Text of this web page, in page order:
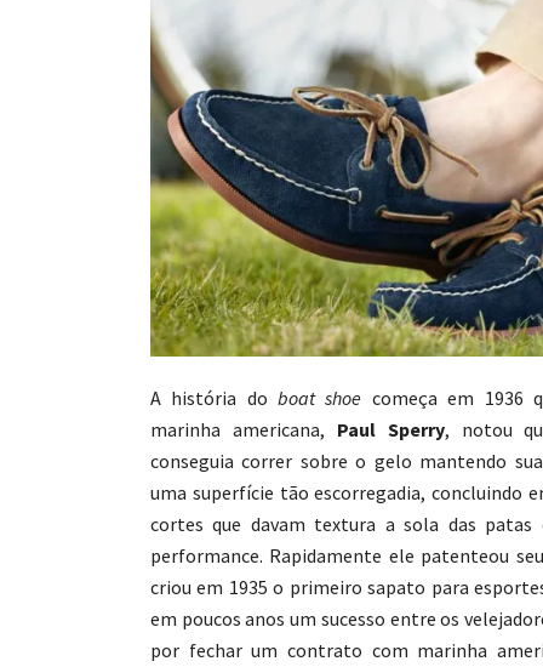
A história doboat shoe começa em 1936
marinha americana, Paul Sperry, notou
conseguia correr sobre o gelo mantendo
uma superfície tão escorregadia, concluindo
cortes que davam textura a sola das
performance. Rapidamente ele patenteou
criou em 1935 o primeiro sapato para
em poucos anos um sucesso entre os
por fechar um contrato com marinha